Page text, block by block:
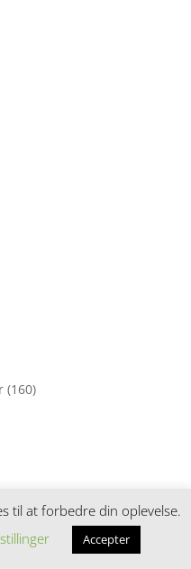
(160)
til at forbedre din oplevelse.
Accepter